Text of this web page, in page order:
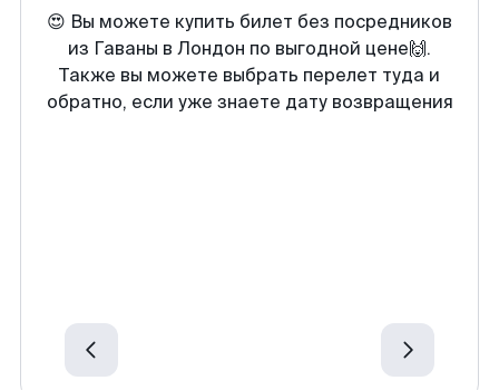
😍 Вы можете купить билет без посредников
из Гаваны в Лондон по выгодной цене🙌.
Также вы можете выбрать перелет туда и
обратно, если уже знаете дату возвращения